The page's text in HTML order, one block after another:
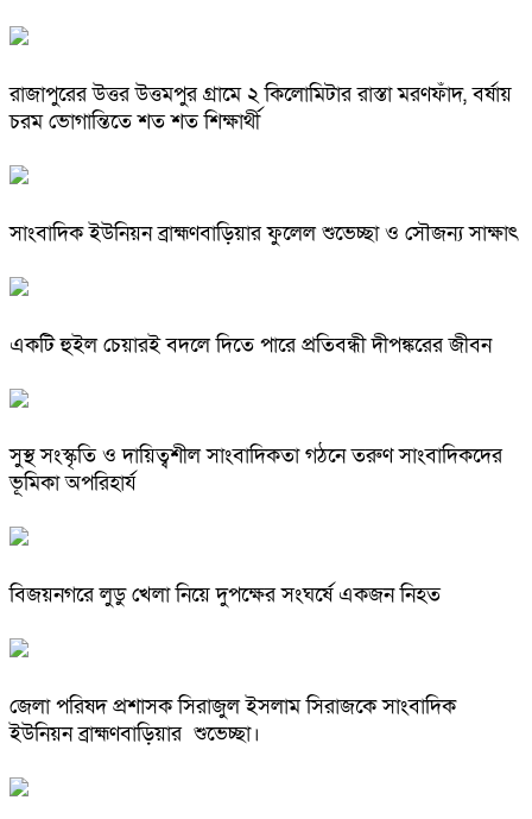
রাজাপুরের উত্তর উত্তমপুর গ্রামে ২ কিলোমিটার রাস্তা মরণফাঁদ, বর্ষায়
চরম ভোগান্তিতে শত শত শিক্ষার্থী
সাংবাদিক ইউনিয়ন ব্রাহ্মণবাড়িয়ার ফুলেল শুভেচ্ছা ও সৌজন্য সাক্ষাৎ
একটি হুইল চেয়ারই বদলে দিতে পারে প্রতিবন্ধী দীপঙ্করের জীবন
সুস্থ সংস্কৃতি ও দায়িত্বশীল সাংবাদিকতা গঠনে তরুণ সাংবাদিকদের
ভূমিকা অপরিহার্য
বিজয়নগরে লুডু খেলা নিয়ে দুপক্ষের সংঘর্ষে একজন নিহত
জেলা পরিষদ প্রশাসক সিরাজুল ইসলাম সিরাজকে সাংবাদিক
ইউনিয়ন ব্রাহ্মণবাড়িয়ার শুভেচ্ছা।